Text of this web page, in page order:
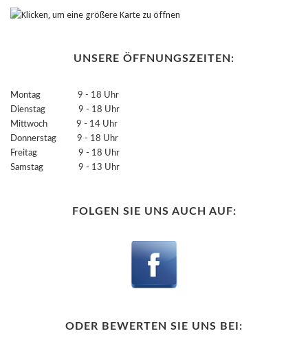
UNSERE ÖFFNUNGSZEITEN:
Montag 9 - 18 Uhr
Dienstag 9 - 18 Uhr
Mittwoch 9 - 14 Uhr
Donnerstag 9 - 18 Uhr
Freitag 9 - 18 Uhr
Samstag 9 - 13 Uhr
FOLGEN SIE UNS AUCH AUF:
ODER BEWERTEN SIE UNS BEI: